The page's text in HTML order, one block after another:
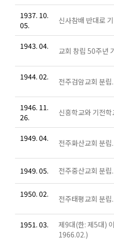
1937. 10.
05.
신사참배 반대로
1943. 04. 교회 창립 50주년
1944. 02. 전주검암교회 분
1946. 11.
26.
신흥학교와 기전학
1949. 04. 전주화산교회 분립.
1949. 05. 전주중산교회 분립.
1950. 02. 전주태평교회 분립.
1951. 03.
제9대(한: 제5대)
1966.02.)